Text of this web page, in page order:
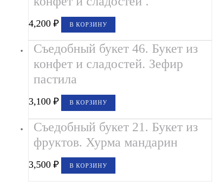
4,200₽ В КОРЗИНУ
Съедобный букет 46. Букет из
конфет и сладостей. Зефир
пастила
3,100₽ В КОРЗИНУ
Съедобный букет 21. Букет из
фруктов. Хурма мандарин
3,500₽ В КОРЗИНУ